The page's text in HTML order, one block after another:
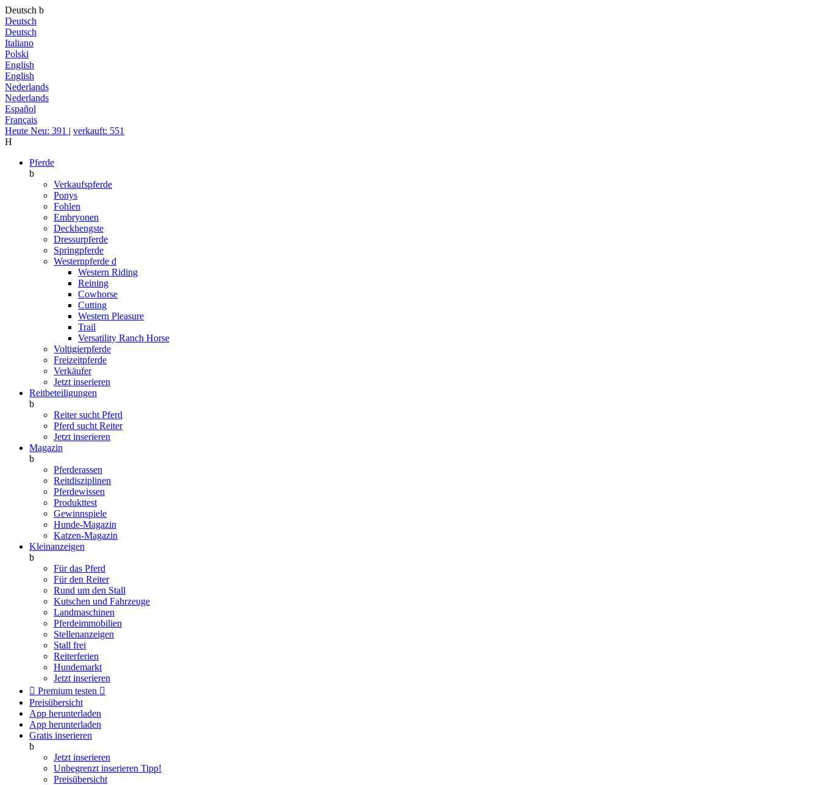
Deutsch b
Deutsch
Deutsch
Italiano
Polski
English
English
Nederlands
Nederlands
Español
Français
Heute Neu: 391 | verkauft: 551
H
Pferde
b
Verkaufspferde
Ponys
Fohlen
Embryonen
Deckhengste
Dressurpferde
Springpferde
Westernpferde d
Western Riding
Reining
Cowhorse
Cutting
Western Pleasure
Trail
Versatility Ranch Horse
Voltigierpferde
Freizeitpferde
Verkäufer
Jetzt inserieren
Reitbeteiligungen
b
Reiter sucht Pferd
Pferd sucht Reiter
Jetzt inserieren
Magazin
b
Pferderassen
Reitdisziplinen
Pferdewissen
Produkttest
Gewinnspiele
Hunde-Magazin
Katzen-Magazin
Kleinanzeigen
b
Für das Pferd
Für den Reiter
Rund um den Stall
Kutschen und Fahrzeuge
Landmaschinen
Pferdeimmobilien
Stellenanzeigen
Stall frei
Reiterferien
Hundemarkt
Jetzt inserieren
 Premium testen 
Preisübersicht
App herunterladen
App herunterladen
Gratis inserieren
b
Jetzt inserieren
Unbegrenzt inserieren Tipp!
Preisübersicht